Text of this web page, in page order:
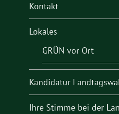
Kontakt
Lokales
GRÜN vor Ort
Kandidatur
Ihre Stimme bei der